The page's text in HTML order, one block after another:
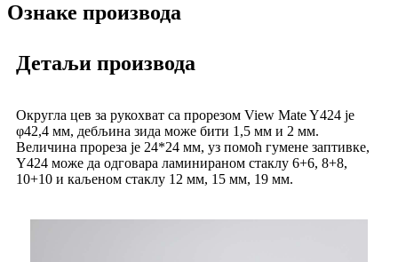
Ознаке производа
Детаљи производа
Округла цев за рукохват са прорезом View Mate Y424 је
φ42,4 мм, дебљина зида може бити 1,5 мм и 2 мм.
Величина прореза је 24*24 мм, уз помоћ гумене заптивке,
Y424 може да одговара ламинираном стаклу 6+6, 8+8,
10+10 и каљеном стаклу 12 мм, 15 мм, 19 мм.